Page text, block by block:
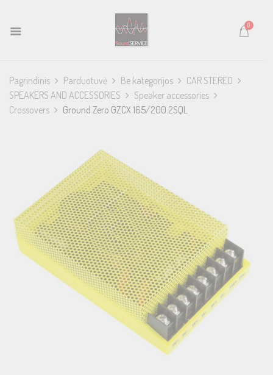
0
Pagrindinis Parduotuvė Be kategorijos
CAR STEREO
SPEAKERS AND ACCESSORIES
Speaker accessories
Crossovers
Ground Zero GZCX 165/200.2SQL